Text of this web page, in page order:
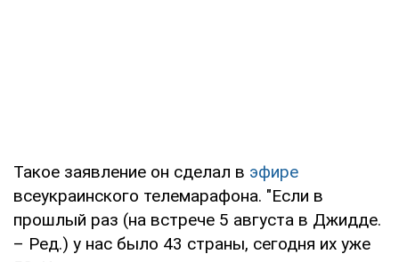
Такое заявление он сделал в эфире
всеукраинского телемарафона. "Если в
прошлый раз (на встрече 5 августа в Джидде.
– Ред.) у нас было 43 страны, сегодня их уже